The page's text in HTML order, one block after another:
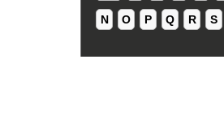
N O P Q R S